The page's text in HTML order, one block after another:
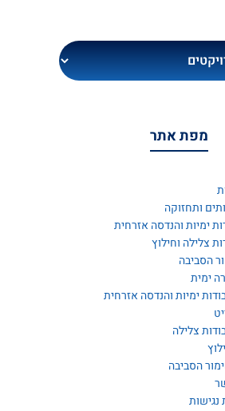
מפת אתר
ותחזוקה
ימיות והנדסה אזרחית
צלילה וחילוץ
הסביבה
ימית
ימיות והנדסה אזרחית
צלילה
הסביבה